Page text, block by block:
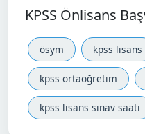
KPSS Önlisans
ösym kpss lisans
kpss ortaöğretim
kpss lisans sınav saati